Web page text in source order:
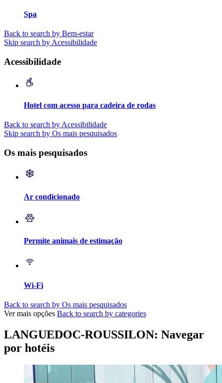
Spa
Back to search by Bem-estar
Skip search by Acessibilidade
Acessibilidade
Hotel com acesso para cadeira de rodas
Back to search by Acessibilidade
Skip search by Os mais pesquisados
Os mais pesquisados
Ar condicionado
Permite animais de estimação
Wi-Fi
Back to search by Os mais pesquisados
Ver mais opções Back to search by categories
LANGUEDOC-ROUSSILON: Navegar
por hotéis